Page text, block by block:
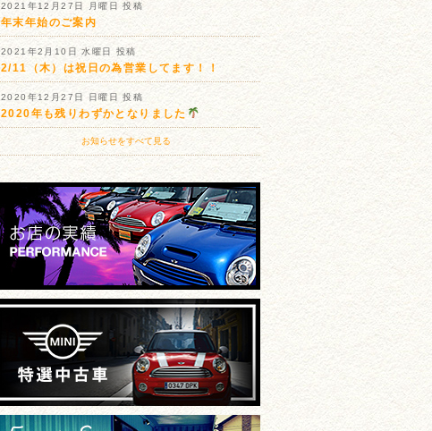
2021年12月27日 月曜日 投稿
年末年始のご案内
2021年2月10日 水曜日 投稿
2/11（木）は祝日の為営業してます！！
2020年12月27日 日曜日 投稿
2020年も残りわずかとなりました
お知らせをすべて見る